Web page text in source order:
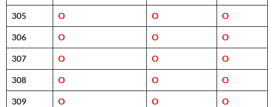
305 O O O
306 O O O
307 O O O
308 O O O
309 O O O